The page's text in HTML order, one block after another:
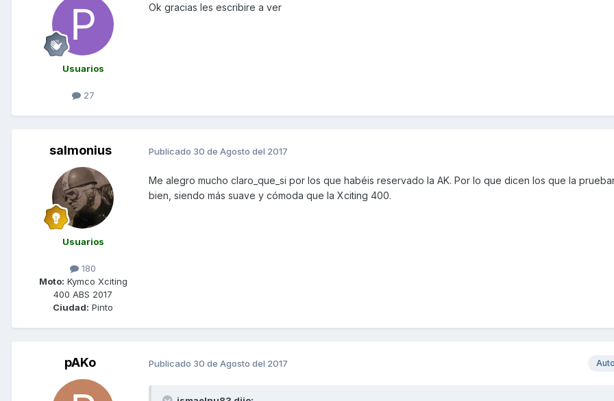
Usuarios
27
Ok gracias les escribire a ver
salmonius
Usuarios
180
Moto: Kymco Xciting
400 ABS 2017
Ciudad: Pinto
Publicado 30 de Agosto del 2017
Me alegro mucho claro_que_si por los que habéis reservado la AK. Por lo que dicen los que la
bien, siendo más suave y cómoda que la Xciting 400.
pAKo Publicado 30 de Agosto del 2017